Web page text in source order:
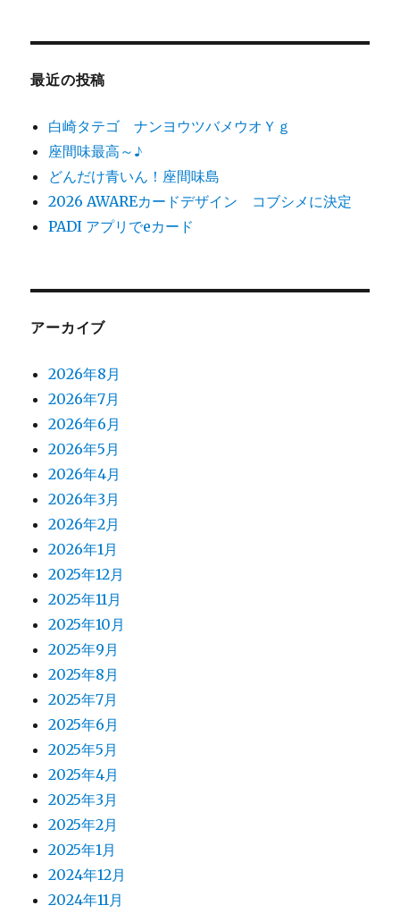
象:
最近の投稿
白崎タテゴ ナンヨウツバメウオＹｇ
座間味最高～♪
どんだけ青いん！座間味島
2026 AWAREカードデザイン コブシメに決定
PADI アプリでeカード
アーカイブ
2026年8月
2026年7月
2026年6月
2026年5月
2026年4月
2026年3月
2026年2月
2026年1月
2025年12月
2025年11月
2025年10月
2025年9月
2025年8月
2025年7月
2025年6月
2025年5月
2025年4月
2025年3月
2025年2月
2025年1月
2024年12月
2024年11月